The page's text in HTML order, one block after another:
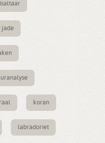
jade
koran
labradoriet